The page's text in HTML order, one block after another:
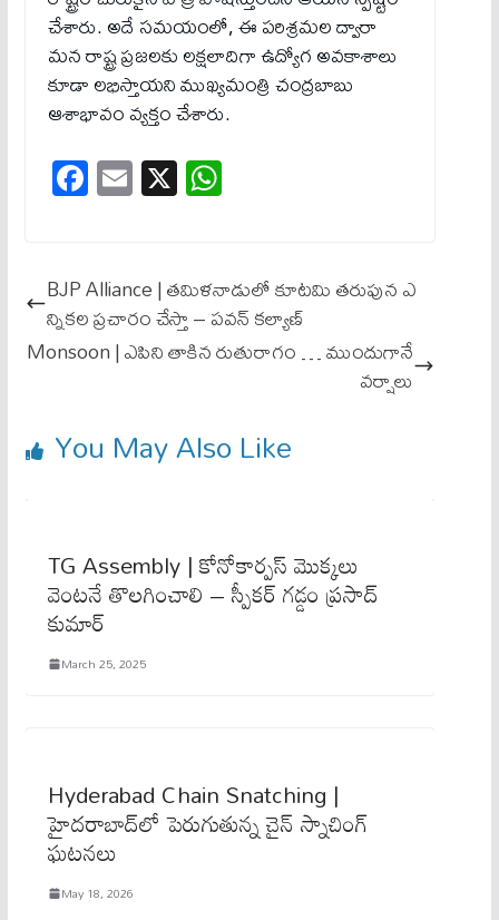
చేశారు. అదే సమయంలో, ఈ పరిశ్రమల ద్వారా
మన రాష్ట్ర ప్రజలకు లక్షలాదిగా ఉద్యోగ అవకాశాలు
కూడా లభిస్తాయని ముఖ్యమంత్రి చంద్రబాబు
ఆశాభావం వ్యక్తం చేశారు.
Fa
ce
ok
E
m
X W
ha
A
pp
BJP Alliance | త‌మిళ‌నాడులో కూట‌మి త‌రుపున ఎ
న్నిక‌ల ప్ర‌చారం చేస్తా – పవన్ కల్యాణ్
Monsoon | ఎపిని తాకిన రుతురాగం … ముందుగానే
వ‌ర్షాలు
You May Also Like
TG Assembly | కోనోకార్పస్ మొక్కలు
వెంటనే తొలగించాలి – స్పీకర్ గ‌డ్డం ప్ర‌సాద్
కుమార్‌
March 25, 2025
Hyderabad Chain Snatching |
హైదరాబాద్‌లో పెరుగుతున్న చైన్ స్నాచింగ్
ఘటనలు
May 18, 2026